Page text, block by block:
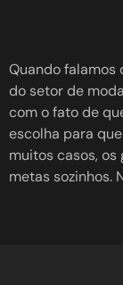
Quando falamos
do setor de
com o fato de
escolha para
muitos casos,
metas sozinhos.